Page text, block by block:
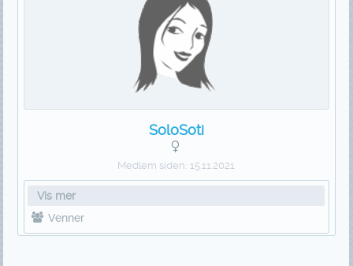
SoloSoti
Medlem siden: 15.11.2021
Vis mer
Venner